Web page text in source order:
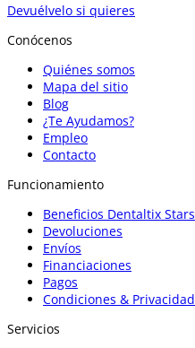
Devuélvelo si quieres
Conócenos
Quiénes somos
Mapa del sitio
Blog
¿Te Ayudamos?
Empleo
Contacto
Funcionamiento
Beneficios Dentaltix Stars
Devoluciones
Envíos
Financiaciones
Pagos
Condiciones & Privacidad
Servicios